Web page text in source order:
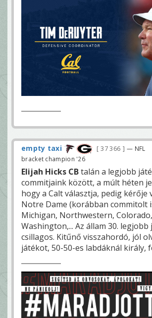
empty taxi 37 366
— NFL
bracket champion '26
Elijah Hicks CBtalán a legjobb
commitjaink között, a múlt héten
hogy a Calt választja, pedig kérője
Notre Dame (korábban commitolt
Michigan, Northwestern, Colorado,
Washington,... Az állam 30. legjobb
csillagos. Kitűnő visszahordó, jól
játékot, 50-50-es labdáknál király,